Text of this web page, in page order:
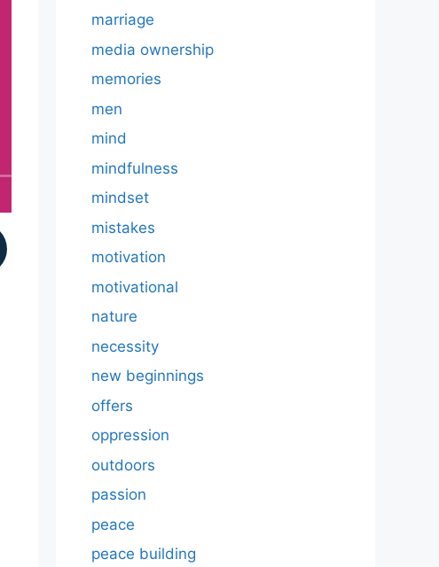
marriage
media ownership
memories
men
mind
mindfulness
mindset
mistakes
motivation
motivational
nature
necessity
new beginnings
offers
oppression
outdoors
passion
peace
peace building